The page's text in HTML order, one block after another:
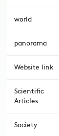
world
panorama
Website link
Scientific
Articles
Society